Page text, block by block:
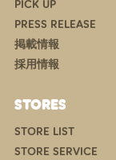
PICK UP
PRESS RELEASE
掲載情報
採用情報
STORES
STORE LIST
STORE SERVICE